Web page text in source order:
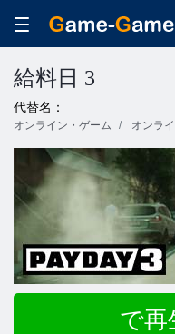
給料日 3
代替名：
オンライン・ゲーム オンラ
で再